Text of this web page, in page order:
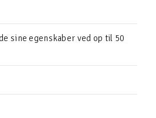
sine egenskaber ved op til 50